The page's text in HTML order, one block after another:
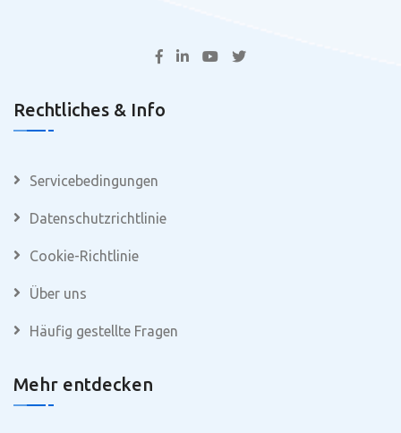
Rechtliches & Info
Servicebedingungen
Datenschutzrichtlinie
Cookie-Richtlinie
Über uns
Häufig gestellte Fragen
Mehr entdecken